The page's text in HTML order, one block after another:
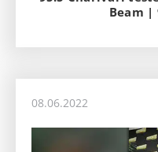
Beam |
08.06.2022